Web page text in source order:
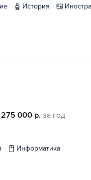
история
275 000 р. за год
информатика